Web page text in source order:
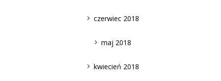
czerwiec 2018
maj 2018
kwiecień 2018